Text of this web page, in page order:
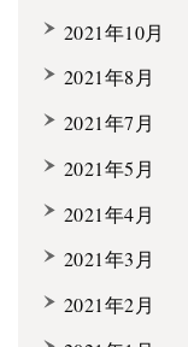
2021年10月
2021年8月
2021年7月
2021年5月
2021年4月
2021年3月
2021年2月